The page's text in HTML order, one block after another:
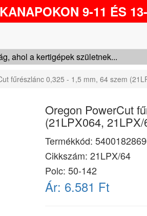
9-11 ÉS
ahol a kertigépek születnek...
fűrészlánc 0,325 - 1,5 mm, 64 szem
Oregon PowerCut
(21LPX064, 21LPX/
Termékkód:
Cikkszám: 21LPX/64
Polc: 50-142
Ár: 6.581 Ft